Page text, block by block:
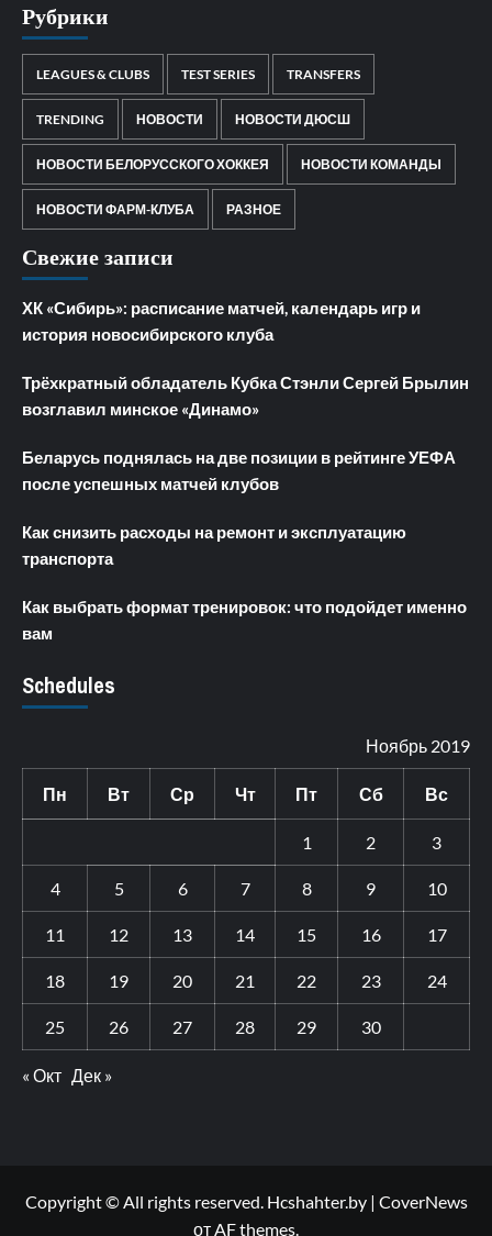
Рубрики
LEAGUES & CLUBS TEST SERIES TRANSFERS
TRENDING НОВОСТИ НОВОСТИ ДЮСШ
НОВОСТИ БЕЛОРУССКОГО ХОККЕЯ НОВОСТИ КОМАНДЫ
НОВОСТИ ФАРМ-КЛУБА РАЗНОЕ
Свежие записи
ХК «Сибирь»: расписание матчей, календарь игр и
история новосибирского клуба
Трёхкратный обладатель Кубка Стэнли Сергей Брылин
возглавил минское «Динамо»
Беларусь поднялась на две позиции в рейтинге УЕФА
после успешных матчей клубов
Как снизить расходы на ремонт и эксплуатацию
транспорта
Как выбрать формат тренировок: что подойдет именно
вам
Schedules
Ноябрь 2019
Пн Вт Ср Чт Пт Сб Вс
1 2 3
4 5 6 7 8 9 10
11 12 13 14 15 16 17
18 19 20 21 22 23 24
25 26 27 28 29 30
« Окт Дек »
Copyright © All rights reserved. Hcshahter.by | CoverNews
от AF themes.